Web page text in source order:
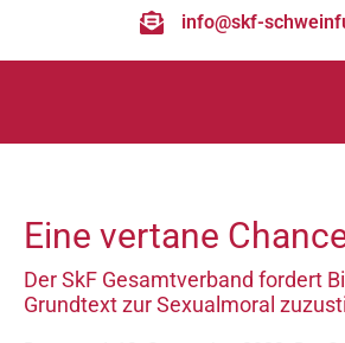
info@skf-
Eine vertane
Der SkF Gesamtverband fordert
Grundtext zur Sexualmoral